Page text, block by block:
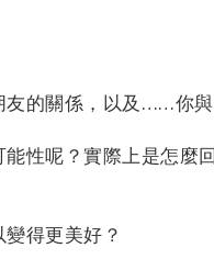
的關係，以及……你與
性呢？實際上是怎麼
得更美好？